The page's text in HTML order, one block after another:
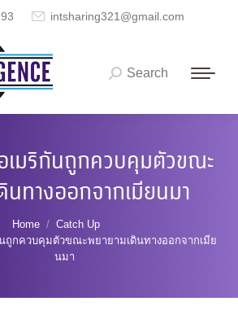
intsharing321@gmail.com
Search:
Search
เมริกันถูกควบคุมตัวขณะ
นทางออกจากเมียนมา
Home
Catch Up
ถูกควบคุมตัวขณะพยายามเดินทางออกจากเมีย
นมา